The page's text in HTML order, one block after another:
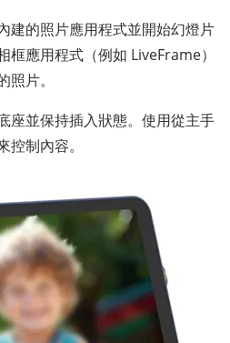
建的照片應用程式並開始幻燈片
應用程式（例如 LiveFrame）
片。
座並保持插入狀態。使用從主手
制內容。